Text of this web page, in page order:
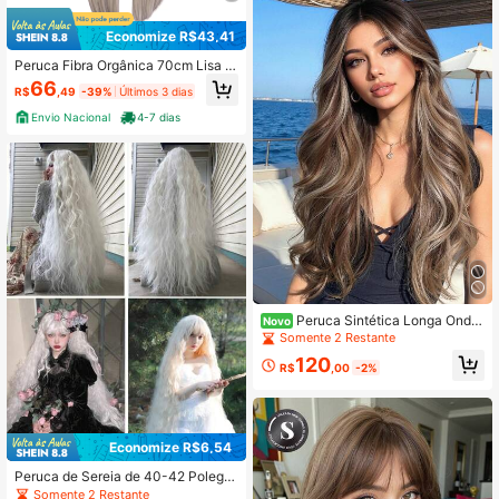
Economize R$43,41
Peruca Fibra Orgânica 70cm Lisa L
onga Com Franja 340g
R$66 ,49 -39% Últimos 3 dias
Envio Nacional
4-7 dias
Economize R$6,54
Peruca de Sereia de 40-42 Polega
das, Peruca Sintética Longa Ondula
Somente 2 Restante
Novo Peruca Sintética Longa Ondul
ada Marrom com Luzes Naturais de
28 Polegadas para Mulheres, Resist
ente ao Calor para Uso Diário e Fes
Somente 2 Restante
R$120,00 -2%